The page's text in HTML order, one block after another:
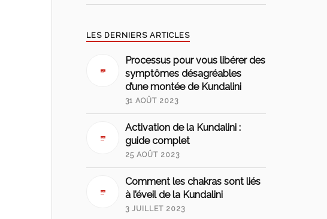
LES DERNIERS ARTICLES
Processus pour vous libérer des
symptômes désagréables
d’une montée de Kundalini
31 AOÛT 2023
Activation de la Kundalini :
guide complet
25 AOÛT 2023
Comment les chakras sont liés
à l’éveil de la Kundalini
3 JUILLET 2023